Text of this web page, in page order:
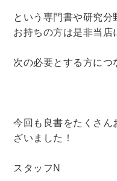
という専門書や研究分
お持ちの方は是非当店
次の必要とする方につ
今回も良書をたくさん
ざいました！
スタッフN